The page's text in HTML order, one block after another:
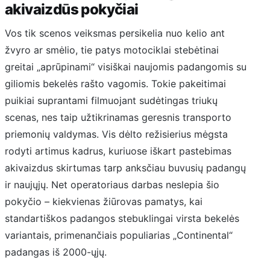
akivaizdūs pokyčiai
Vos tik scenos veiksmas persikelia nuo kelio ant
žvyro ar smėlio, tie patys motociklai stebėtinai
greitai „aprūpinami“ visiškai naujomis padangomis su
giliomis bekelės rašto vagomis. Tokie pakeitimai
puikiai suprantami filmuojant sudėtingas triukų
scenas, nes taip užtikrinamas geresnis transporto
priemonių valdymas. Vis dėlto režisierius mėgsta
rodyti artimus kadrus, kuriuose iškart pastebimas
akivaizdus skirtumas tarp anksčiau buvusių padangų
ir naujųjų. Net operatoriaus darbas neslepia šio
pokyčio – kiekvienas žiūrovas pamatys, kai
standartiškos padangos stebuklingai virsta bekelės
variantais, primenančiais populiarias „Continental“
padangas iš 2000-ųjų.